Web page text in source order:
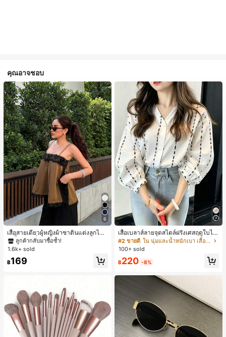
คุณอาจชอบ
6
เสื้อสายเดี่ยวผู้หญิงผ้าซาตินแต่งลูกไม้
- เสื้อสายเดี่ยวฤดูร้อนสีคากีมีรอยผ่าด้า
นข้างที่น่าดึงดูดแบบสบายๆ
#1 ขายดี
ใน สีกากี เสื้อสตรี เสื้อเบลาส์ & Tee
ลูกค้ากลับมาซื้อซ้ำ!
#1 ขายดี
ใน สีกากี เสื้อสตรี เสื้อเบลาส์ & Tee
ลูกค้ากลับมาซื้อซ้ำ!
#1 ขายดี
ใน สีกากี เสื้อสตรี เสื้อเบลาส์ & Tee
ลูกค้ากลับมาซื้อซ้ำ!
#1 ขายดี
ลูกค้ากลับมาซื้อซ้ำ!
1.6k+ sold
฿169
เสื้อเบลาส์ลายจุดสไตล์ฝรั่งเศสฤดูใบไม้
ร่วง, ทรงเข้ารูป, แขนยาวคอวี, สไตล์ให
ม่ฤดูใบไม้ผลิ, ป้องกันแสงแดด, ใส่ไป
#2 ขายดี
ใน นุ่มและน้ำหนักเบา เสื้อสตรี เสื้อเบลาส์ & Tee
100+ sold
฿220 -8%